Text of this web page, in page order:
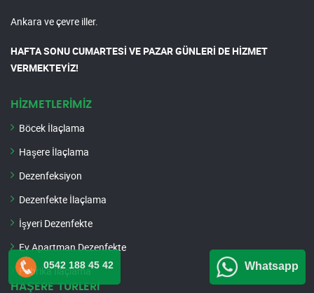
Ankara ve çevre iller.
HAFTA SONU CUMARTESİ VE PAZAR GÜNLERİ DE HİZMET
VERMEKTEYİZ!
HİZMETLERİMİZ
Böcek İlaçlama
Haşere İlaçlama
Dezenfeksiyon
Dezenfekte İlaçlama
İşyeri Dezenfekte
Ev Apartman Dezenfekte
Fabrika İlaçlama
HAŞERE TÜRLERİ
0542 188 45 42 Whatsapp